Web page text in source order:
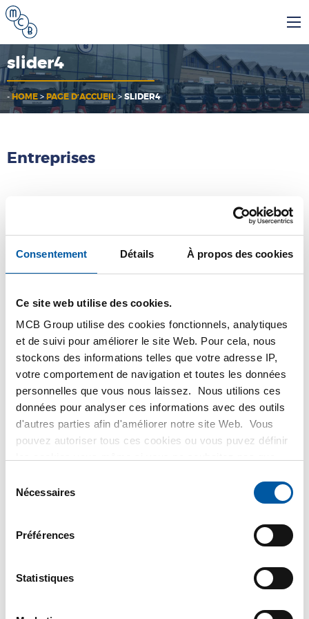
Consentement Détails À propos des cookies
Ce site web utilise des cookies.
MCB Group utilise des cookies fonctionnels, analytiques
et de suivi pour améliorer le site Web. Pour cela, nous
stockons des informations telles que votre adresse IP,
votre comportement de navigation et toutes les données
personnelles que vous nous laissez. Nous utilions ces
données pour analyser ces informations avec des outils
d'autres parties afin d'améliorer notre site Web. Vous
pouvez autoriser tous ces cookies ou vous puvez définir
plus d'informations sur les cookies que nous conservons
et les parties avec lesquelles nous travaillons dans notre
règlementici
Nécessaires
Préférences
Statistiques
slider4
-HOME> PAGE D’ACCUEIL> SLIDER4
Entreprises
MetaalService
Testas
TSmétaux